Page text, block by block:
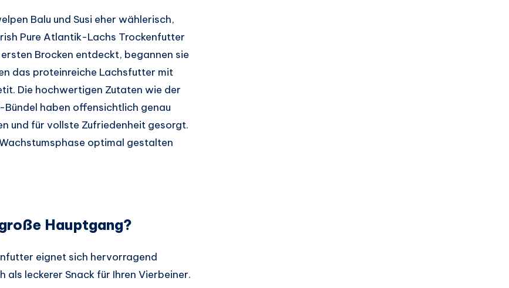
Balu und Susi eher wählerisch,
Pure Atlantik-Lachs Trockenfutter
Brocken entdeckt, begannen sie
das proteinreiche Lachsfutter mit
Die hochwertigen Zutaten wie der
haben offensichtlich genau
und für vollste Zufriedenheit gesorgt.
optimal gestalten
Hauptgang?
eignet sich hervorragend
leckerer Snack für Ihren Vierbeiner.